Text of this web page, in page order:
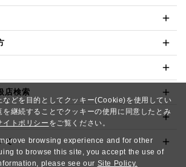
などを目的としてクッキー(Cookie)を使用してい
を継続することでクッキーの使用に同意したとみ
イトポリシー をご覧ください。
browsing experience and for other
to browse this site, you accept the use of
please see our Site Policy.
店検索
て